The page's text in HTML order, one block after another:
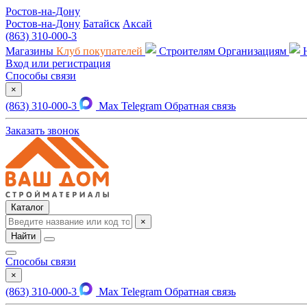
Ростов-на-Дону
Ростов-на-Дону Батайск Аксай
(863) 310-000-3
Магазины Клуб покупателей Строителям Организациям
Вход или регистрация
Способы связи
×
(863) 310-000-3 Max Telegram Обратная связь
Заказать звонок
Каталог
×
Найти
Способы связи
×
(863) 310-000-3 Max Telegram Обратная связь